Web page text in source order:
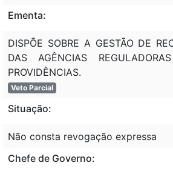
Ementa:
DISPÕE SOBRE A GESTÃO DE
DAS AGÊNCIAS
PROVIDÊNCIAS.
Veto Parcial
Situação:
Não consta revogação expressa
Chefe de Governo: